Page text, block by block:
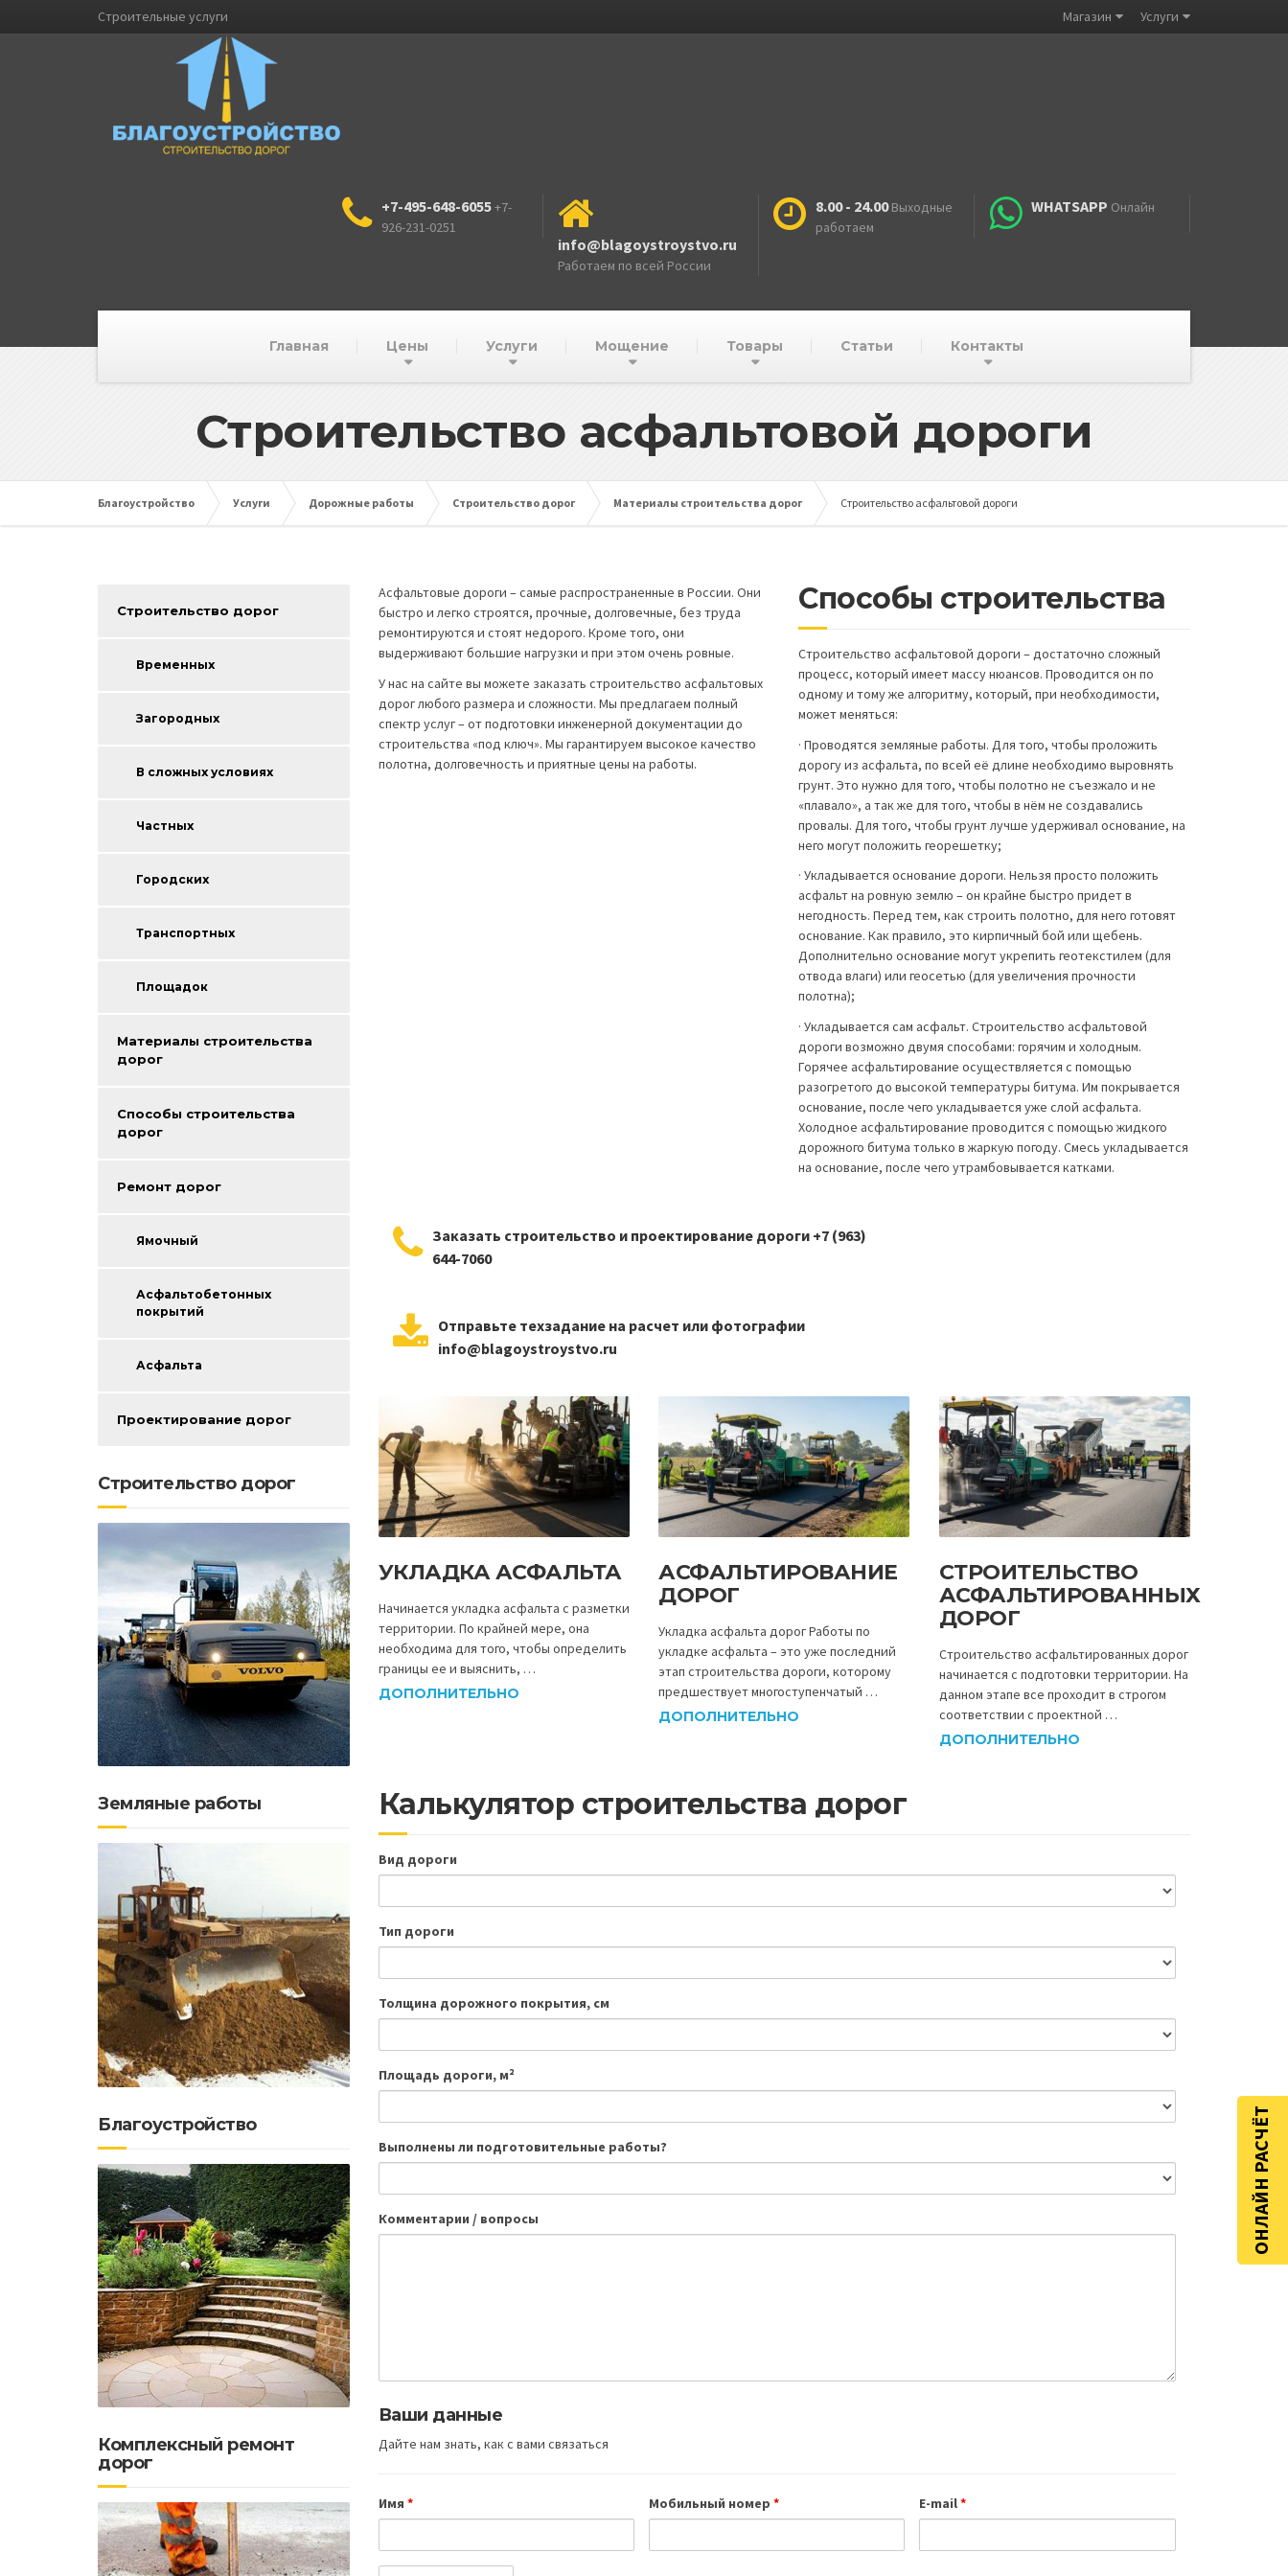
Строительные услуги Магазин Услуги
+7-495-648-6055+7-
926-231-0251
info@blagoystroystvo.ru
Работаем по всей России
8.00 - 24.00 Выходные
работаем
WHATSAPP Онлайн
Главная Цены Услуги Мощение Товары Статьи Контакты
Строительство асфальтовой дороги
Благоустройство Услуги Дорожные работы Строительство дорог Материалы строительства дорог Строительство асфальтовой дороги
Асфальтовые дороги – самые распространенные в России. Они
быстро и легко строятся, прочные, долговечные, без труда
ремонтируются и стоят недорого. Кроме того, они
выдерживают большие нагрузки и при этом очень ровные.
У нас на сайте вы можете заказать строительство асфальтовых
дорог любого размера и сложности. Мы предлагаем полный
спектр услуг – от подготовки инженерной документации до
строительства «под ключ». Мы гарантируем высокое качество
полотна, долговечность и приятные цены на работы.
Способы строительства
Строительство асфальтовой дороги – достаточно сложный
процесс, который имеет массу нюансов. Проводится он по
одному и тому же алгоритму, который, при необходимости,
может меняться:
· Проводятся земляные работы. Для того, чтобы проложить
дорогу из асфальта, по всей её длине необходимо выровнять
грунт. Это нужно для того, чтобы полотно не съезжало и не
«плавало», а так же для того, чтобы в нём не создавались
провалы. Для того, чтобы грунт лучше удерживал основание, на
него могут положить георешетку;
· Укладывается основание дороги. Нельзя просто положить
асфальт на ровную землю – он крайне быстро придет в
негодность. Перед тем, как строить полотно, для него готовят
основание. Как правило, это кирпичный бой или щебень.
Дополнительно основание могут укрепить геотекстилем (для
отвода влаги) или геосетью (для увеличения прочности
полотна);
· Укладывается сам асфальт. Строительство асфальтовой
дороги возможно двумя способами: горячим и холодным.
Горячее асфальтирование осуществляется с помощью
разогретого до высокой температуры битума. Им покрывается
основание, после чего укладывается уже слой асфальта.
Холодное асфальтирование проводится с помощью жидкого
дорожного битума только в жаркую погоду. Смесь укладывается
на основание, после чего утрамбовывается катками.
Заказать строительство и проектирование дороги +7 (963)
644-7060
Отправьте техзадание на расчет или фотографии
info@blagoystroystvo.ru
УКЛАДКА АСФАЛЬТА
Начинается укладка асфальта с разметки
территории. По крайней мере, она
необходима для того, чтобы определить
границы ее и выяснить, …
ДОПОЛНИТЕЛЬНО
АСФАЛЬТИРОВАНИЕ
ДОРОГ
Укладка асфальта дорог Работы по
укладке асфальта – это уже последний
этап строительства дороги, которому
предшествует многоступенчатый …
ДОПОЛНИТЕЛЬНО
СТРОИТЕЛЬСТВО
АСФАЛЬТИРОВАННЫХ
ДОРОГ
Строительство асфальтированных дорог
начинается с подготовки территории. На
данном этапе все проходит в строгом
соответствии с проектной …
ДОПОЛНИТЕЛЬНО
Калькулятор строительства дорог
Вид дороги
Тип дороги
Толщина дорожного покрытия, см
Площадь дороги, м²
Выполнены ли подготовительные работы?
Комментарии / вопросы
Ваши данные
Дайте нам знать, как с вами связаться
Имя * Мобильный номер * E-mail*
Строительство дорог
Временных
Загородных
В сложных условиях
Частных
Городских
Транспортных
Площадок
Материалы строительства
дорог
Способы строительства
дорог
Ремонт дорог
Ямочный
Асфальтобетонных
покрытий
Асфальта
Проектирование дорог
Строительство дорог
Земляные работы
Благоустройство
Комплексный ремонт
дорог
ОНЛАЙН РАСЧЁТ